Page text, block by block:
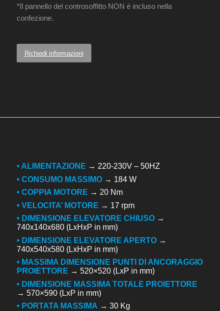
*Il pannello del controsoffitto NON è incluso nella
confezione.
Richiedi informazioni
• ALIMENTAZIONE → 220-230V – 50HZ
• CONSUMO MASSIMO→ 184 W
• COPPIA MOTORE → 20 Nm
• VELOCITA’ MOTORE → 17 rpm
• DIMENSIONE ELEVATORE CHIUSO→
740x140x680 (LxHxP in mm)
• DIMENSIONE ELEVATORE APERTO→
740x540x580 (LxHxP in mm)
• MASSIMA DIMENSIONE PUNTI DI ANCORAGGIO
PROIETTORE → 520×520 (LxP in mm)
• DIMENSIONE MASSIMA TOTALE PROIETTORE
→ 570×590 (LxP in mm)
• PORTATA MASSIMA → 30 Kg